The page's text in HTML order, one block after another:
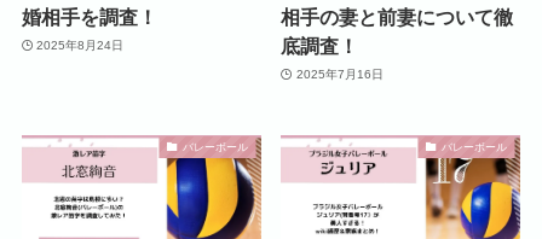
婚相手を調査！
2025年8月24日
相手の妻と前妻について徹
底調査！
2025年7月16日
バレーボール バレーボール